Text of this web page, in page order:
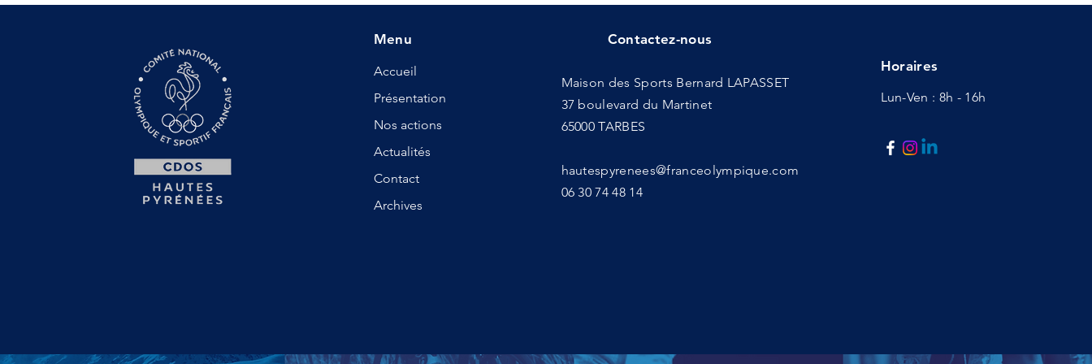
Santé
édition
Menu
Accueil
Présentation
Nos actions
Actualités
Contact
Archives
Contactez-nous
Maison des Sports Bernard LAPASSET
37 boulevard du Martinet
65000 TARBES
hautespyrenees@franceolympique.com
06 30 74 48 14
Horaires
Lun-Ven : 8h - 16h